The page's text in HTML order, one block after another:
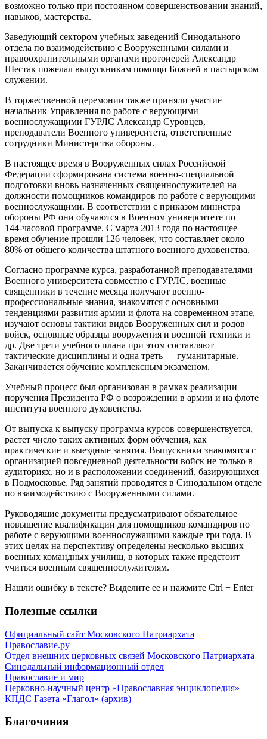
возможно только при постоянном совершенствовании знаний,
навыков, мастерства.
Заведующий сектором учебных заведений Синодального
отдела по взаимодействию с Вооруженными силами и
правоохранительными органами протоиерей Александр
Шестак пожелал выпускникам помощи Божией в пастырском
служении.
В торжественной церемонии также приняли участие
начальник Управления по работе с верующими
военнослужащими ГУРЛС Александр Суровцев,
преподаватели Военного университета, ответственные
сотрудники Министерства обороны.
В настоящее время в Вооруженных силах Российской
Федерации сформирована система военно-специальной
подготовки вновь назначенных священнослужителей на
должности помощников командиров по работе с верующими
военнослужащими. В соответствии с приказом министра
обороны РФ они обучаются в Военном университете по
144‑часовой программе. С марта 2013 года по настоящее
время обучение прошли 126 человек, что составляет около
80% от общего количества штатного военного духовенства.
Согласно программе курса, разработанной преподавателями
Военного университета совместно с ГУРЛС, военные
священники в течение месяца получают военно-
профессиональные знания, знакомятся с основными
тенденциями развития армии и флота на современном этапе,
изучают основы тактики видов Вооруженных сил и родов
войск, основные образцы вооружения и военной техники и
др. Две трети учебного плана при этом составляют
тактические дисциплины и одна треть — гуманитарные.
Заканчивается обучение комплексным экзаменом.
Учебный процесс был организован в рамках реализации
поручения Президента РФ о возрождении в армии и на флоте
института военного духовенства.
От выпуска к выпуску программа курсов совершенствуется,
растет число таких активных форм обучения, как
практические и выездные занятия. Выпускники знакомятся с
организацией повседневной деятельности войск не только в
аудиториях, но и в расположении соединений, базирующихся
в Подмосковье. Ряд занятий проводятся в Синодальном отделе
по взаимодействию с Вооруженными силами.
Руководящие документы предусматривают обязательное
повышение квалификации для помощников командиров по
работе с верующими военнослужащими каждые три года. В
этих целях на перспективу определены несколько высших
военных командных училищ, в которых также предстоит
учиться военным священнослужителям.
Нашли ошибку в тексте? Выделите ее и нажмите Ctrl + Enter
Полезные ссылки
Официальный сайт Московского Патриархата
Православие.ру
Отдел внешних церковных связей Московского Патриархата
Синодальный информационный отдел
Православие и мир
Церковно-научный центр «Православная энциклопедия»
КПДС Газета «Глагол» (архив)
Благочиния